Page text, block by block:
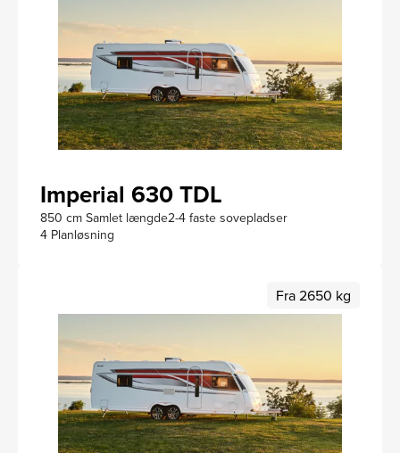
Imperial 630 TDL
850 cm Samlet længde2-4 faste sovepladser
4 Planløsning
Fra 2650 kg